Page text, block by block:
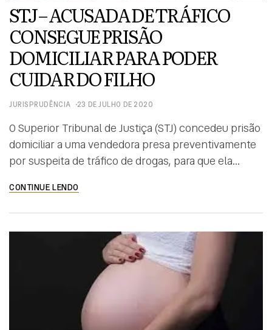
STJ – ACUSADA DE TRÁFICO
CONSEGUE PRISÃO
DOMICILIAR PARA PODER
CUIDAR DO FILHO
JURISPRUDÊNCIA 23 DE JULHO DE 2020
O Superior Tribunal de Justiça (STJ) concedeu prisão
domiciliar a uma vendedora presa preventivamente
por suspeita de tráfico de drogas, para que ela
enquanto aguarda o desenrolar do processo. A
decisão do presidente do tribunal, ministro João
CONTINUE LENDO